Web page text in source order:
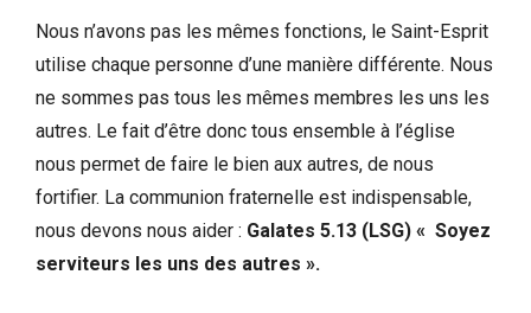
Nous n’avons pas les mêmes fonctions, le Saint-Esprit
utilise chaque personne d’une manière différente. Nous
ne sommes pas tous les mêmes membres les uns les
autres. Le fait d’être donc tous ensemble à l’église
nous permet de faire le bien aux autres, de nous
fortifier. La communion fraternelle est indispensable,
nous devons nous aider : Galates 5.13 (LSG) « Soyez
serviteurs les uns des autres ».